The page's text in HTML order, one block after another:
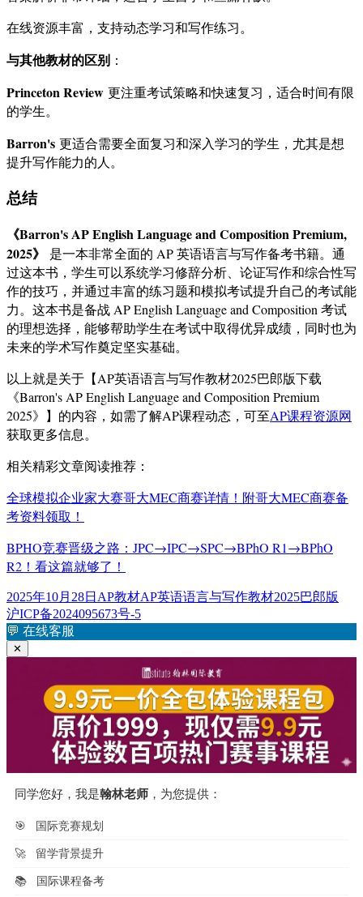
在线资源丰富，支持动态学习和写作练习。
与其他教材的区别 ：
Princeton Review 更注重考试策略和快速复习，适合时间有限
的学生。
Barron's 更适合需要全面复习和深入学习的学生，尤其是想
提升写作能力的人。
总结
《Barron's AP English Language and Composition Premium,
2025》
是一本非常全面的 AP 英语语言与写作备考书籍。通
过这本书，学生可以系统学习修辞分析、论证写作和综合性写
作的技巧，并通过丰富的练习题和模拟考试提升自己的考试能
力。这本书是备战 AP English Language and Composition 考试
的理想选择，能够帮助学生在考试中取得优异成绩，同时也为
未来的学术写作奠定坚实基础。
以上就是关于【AP英语语言与写作教材2025巴郎版下载
《Barron's AP English Language and Composition Premium
2025》】的内容，如需了解AP课程动态，可至AP课程资源网
获取更多信息。
相关精彩文章阅读推荐：
全球模拟企业家大赛哥大MEC商赛详情！附哥大MEC商赛备
考资料领取！
BPHO竞赛晋级之路：JPC→IPC→SPC→BPhO R1→BPhO
R2！看这篇就够了！
发
布
于
2025年10月28日 分
类
AP教材标
签
AP英语语言与写作教材2025巴郎版
沪ICP备2024095673号-5
💬 在线客服
✕
同学您好，我是翰林老师 ，为您提供：
🎯 国际竞赛规划
🚀 留学背景提升
📚 国际课程备考